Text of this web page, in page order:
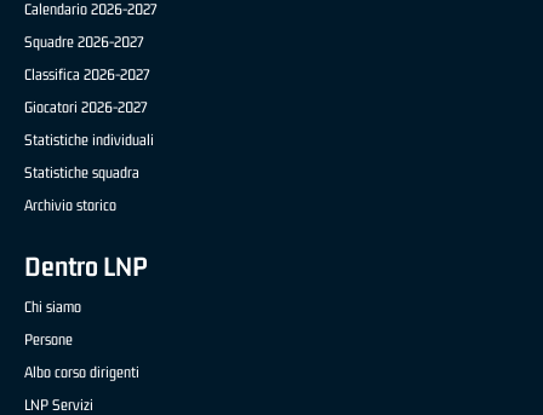
Calendario 2026-2027
Squadre 2026-2027
Classifica 2026-2027
Giocatori 2026-2027
Statistiche individuali
Statistiche squadra
Archivio storico
Dentro LNP
Chi siamo
Persone
Albo corso dirigenti
LNP Servizi